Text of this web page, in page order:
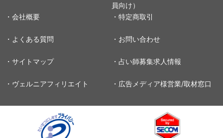
員向け）
・会社概要
・特定商取引
・よくある質問 ・お問い合わせ
・サイトマップ ・占い師募集求人情報
・ヴェルニアフィリエイト ・広告メディア様営業/取材窓口